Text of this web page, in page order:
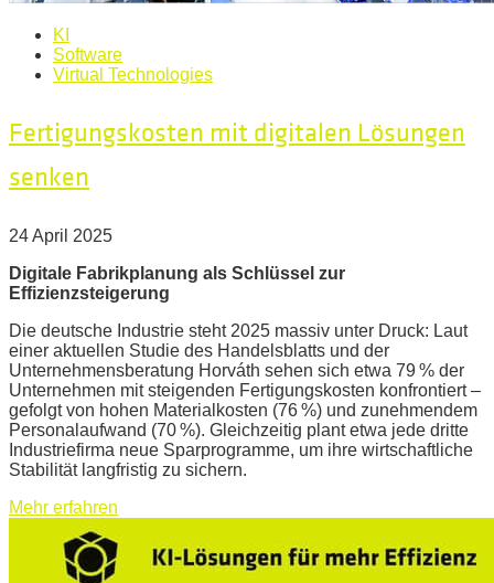
KI
Software
Virtual Technologies
Fertigungskosten mit digitalen Lösungen
senken
24 April 2025
Digitale Fabrikplanung als Schlüssel zur
Effizienzsteigerung
Die deutsche Industrie steht 2025 massiv unter Druck: Laut
einer aktuellen Studie des Handelsblatts und der
Unternehmensberatung Horváth sehen sich etwa 79 % der
Unternehmen mit steigenden Fertigungskosten konfrontiert –
gefolgt von hohen Materialkosten (76 %) und zunehmendem
Personalaufwand (70 %). Gleichzeitig plant etwa jede dritte
Industriefirma neue Sparprogramme, um ihre wirtschaftliche
Stabilität langfristig zu sichern.
Mehr erfahren